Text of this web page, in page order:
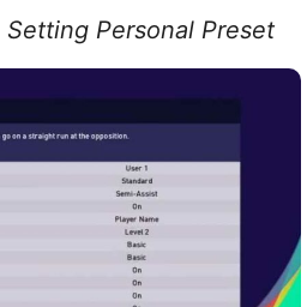
Setting Personal Preset